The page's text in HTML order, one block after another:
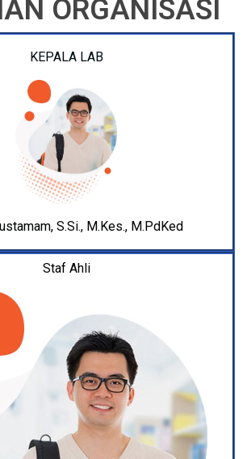
ORGANISASI
KEPALA LAB
S.Si., M.Kes., M.PdKed
Staf Ahli